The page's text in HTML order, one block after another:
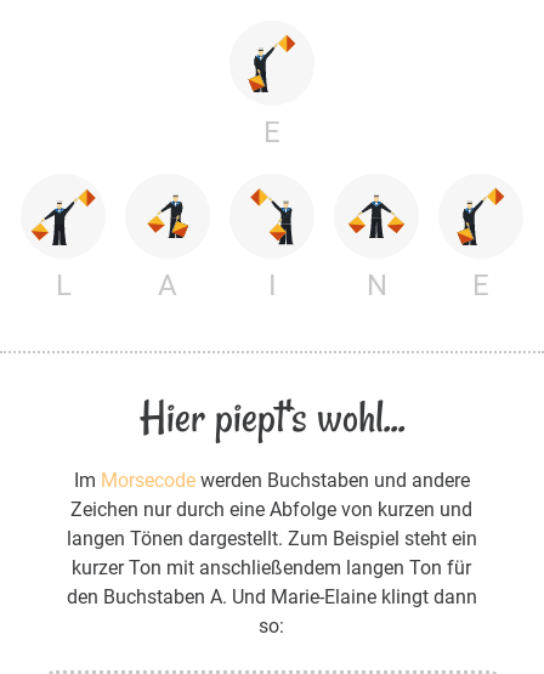
E
L A I N E
Hier piept's wohl...
Im Morsecodewerden Buchstaben und andere
Zeichen nur durch eine Abfolge von kurzen und
langen Tönen dargestellt. Zum Beispiel steht ein
kurzer Ton mit anschließendem langen Ton für
den Buchstaben A. Und Marie-Elaine klingt dann
so: